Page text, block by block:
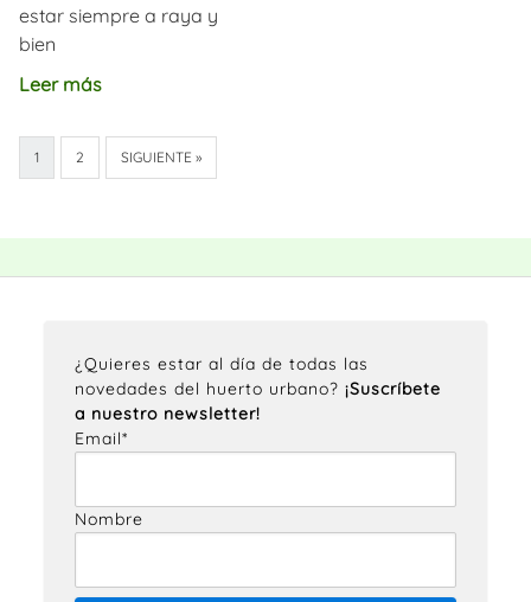
estar siempre a raya y
bien
Leer más
1 2 SIGUIENTE »
¿Quieres estar al día de todas las
novedades del huerto urbano? ¡Suscríbete
a nuestro newsletter!
Email*
Nombre